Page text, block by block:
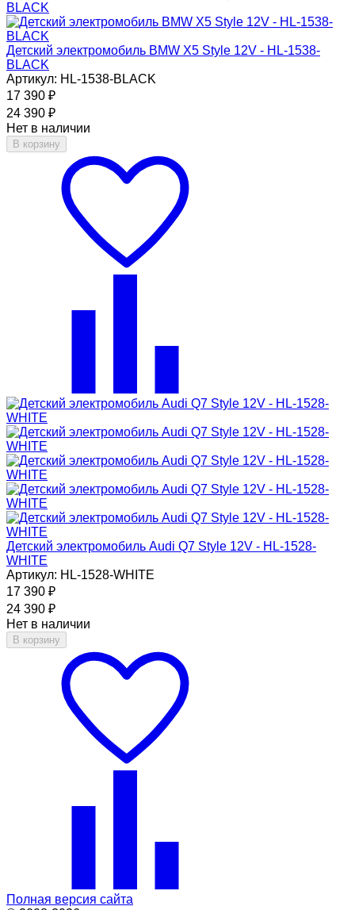
Детский электромобиль BMW X5 Style 12V - HL-1538-
BLACK
Артикул: HL-1538-BLACK
17 390 ₽
24 390 ₽
Нет в наличии
В корзину
Детский электромобиль Audi Q7 Style 12V - HL-1528-
WHITE
Артикул: HL-1528-WHITE
17 390 ₽
24 390 ₽
Нет в наличии
В корзину
Полная версия сайта